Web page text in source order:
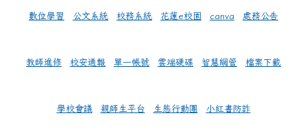
數位學習 公文系統 校務系統 花蓮e校園 canva 處務公告
教師進修 校安通報 單一帳號 雲端硬碟 智慧網管 檔案下載
學校會議 親師生平台 生態行動團 小紅書防詐